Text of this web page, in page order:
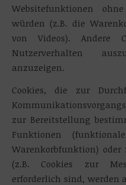
Websitefunktionen
würden (z.B. die
von Videos). Andere
Nutzerverhalten
anzuzeigen.
Cookies, die zur
zur Bereitstellung
Funktionen
Warenkorbfunktion)
(z.B. Cookies zur
erforderlich sind, werden